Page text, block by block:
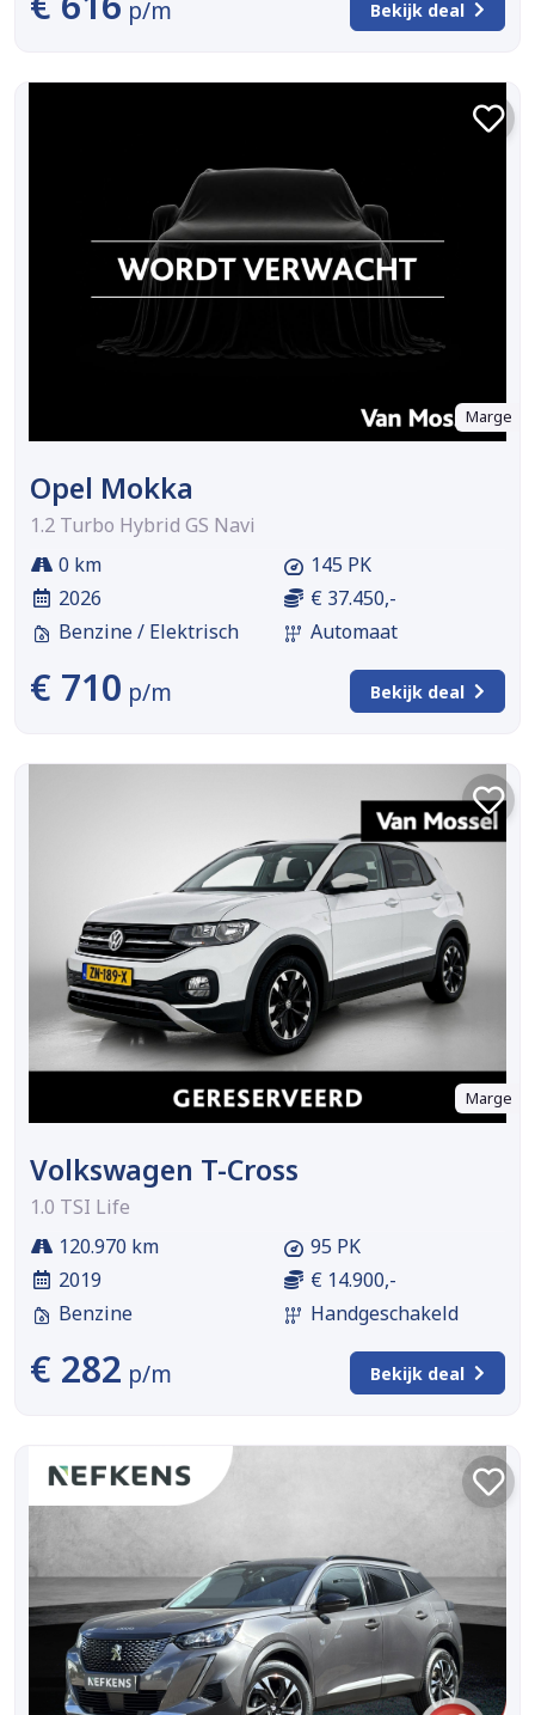
p/m Bekijk deal
Marge
Opel Mokka
1.2 Turbo Hybrid GS Navi
0 km
2026
Benzine / Elektrisch
145 PK
€ 37.450,-
Automaat
€ 710 p/m Bekijk deal
Marge
Volkswagen T-Cross
1.0 TSI Life
120.970 km
2019
Benzine
95 PK
€ 14.900,-
Handgeschakeld
€ 282 p/m Bekijk deal